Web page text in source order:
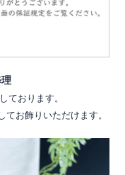
ております。
お飾りいただけます。